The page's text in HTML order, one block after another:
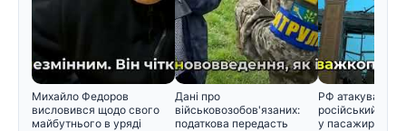
Михайло Федоров
висловився щодо свого
майбутнього в уряді
Дані про
військовозобов'язаних:
податкова передасть
РФ атакувала
російський
у пасажирський